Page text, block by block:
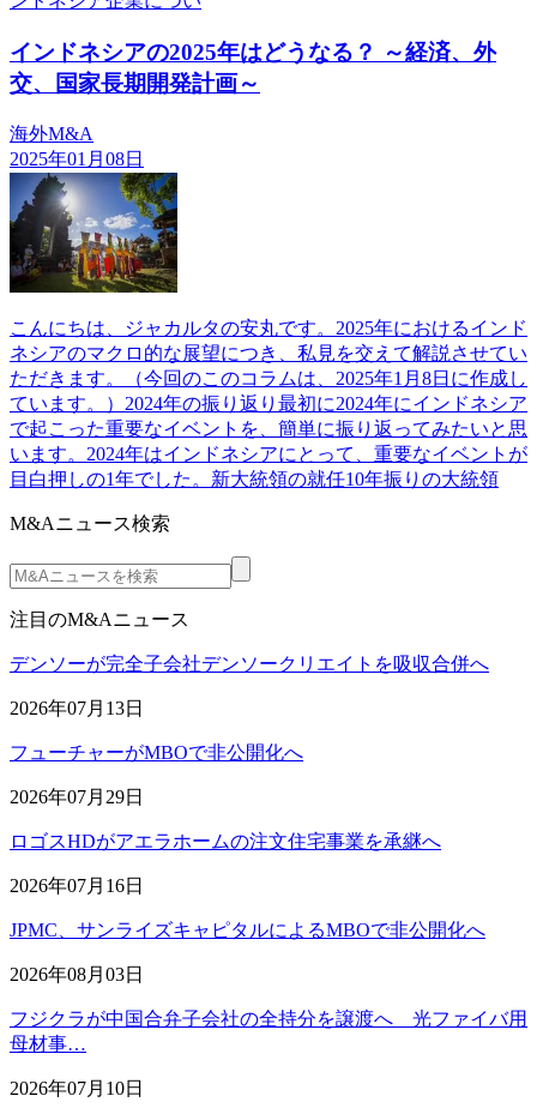
インドネシアの2025年はどうなる？ ～経済、外
交、国家長期開発計画～
海外M&A
2025年01月08日
こんにちは、ジャカルタの安丸です。2025年におけるインド
ネシアのマクロ的な展望につき、私見を交えて解説させてい
ただきます。（今回のこのコラムは、2025年1月8日に作成し
ています。）2024年の振り返り最初に2024年にインドネシア
で起こった重要なイベントを、簡単に振り返ってみたいと思
います。2024年はインドネシアにとって、重要なイベントが
目白押しの1年でした。新大統領の就任10年振りの大統領
M&Aニュース検索
注目のM&Aニュース
デンソーが完全子会社デンソークリエイトを吸収合併へ
2026年07月13日
フューチャーがMBOで非公開化へ
2026年07月29日
ロゴスHDがアエラホームの注文住宅事業を承継へ
2026年07月16日
JPMC、サンライズキャピタルによるMBOで非公開化へ
2026年08月03日
フジクラが中国合弁子会社の全持分を譲渡へ 光ファイバ用
母材事…
2026年07月10日